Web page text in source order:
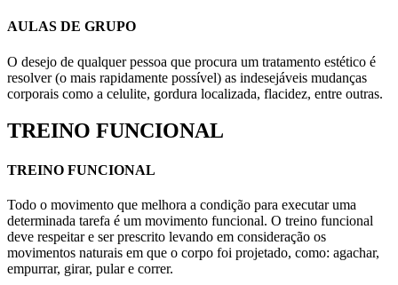
AULAS DE GRUPO
O desejo de qualquer pessoa que procura um tratamento estético é
resolver (o mais rapidamente possível) as indesejáveis mudanças
corporais como a celulite, gordura localizada, flacidez, entre outras.
TREINO FUNCIONAL
TREINO FUNCIONAL
Todo o movimento que melhora a condição para executar uma
determinada tarefa é um movimento funcional. O treino funcional
deve respeitar e ser prescrito levando em consideração os
movimentos naturais em que o corpo foi projetado, como: agachar,
empurrar, girar, pular e correr.